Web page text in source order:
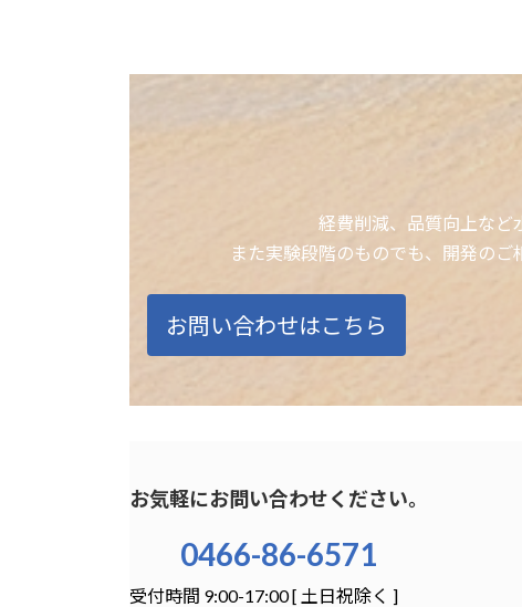
経費削減、品質向上など
また実験段階のものでも、開発のご
お問い合わせはこちら
お気軽にお問い合わせください。
0466-86-6571
受付時間 9:00-17:00 [ 土日祝除く ]